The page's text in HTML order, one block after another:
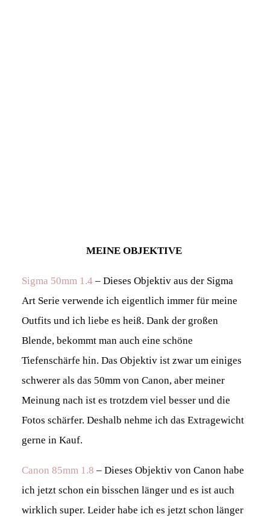
MEINE OBJEKTIVE
Sigma 50mm 1.4– Dieses Objektiv aus der Sigma
Art Serie verwende ich eigentlich immer für meine
Outfits und ich liebe es heiß. Dank der großen
Blende, bekommt man auch eine schöne
Tiefenschärfe hin. Das Objektiv ist zwar um einiges
schwerer als das 50mm von Canon, aber meiner
Meinung nach ist es trotzdem viel besser und die
Fotos schärfer. Deshalb nehme ich das Extragewicht
gerne in Kauf.
Canon 85mm 1.8 – Dieses Objektiv von Canon habe
ich jetzt schon ein bisschen länger und es ist auch
wirklich super. Leider habe ich es jetzt schon länger